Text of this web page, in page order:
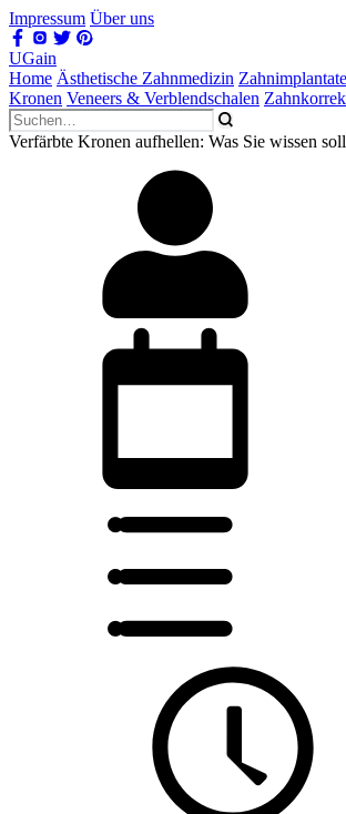
Impressum Über uns
UGain
Home Ästhetische Zahnmedizin Zahnimplantate
Kronen Veneers & Verblendschalen
Verfärbte Kronen aufhellen: Was Sie wissen